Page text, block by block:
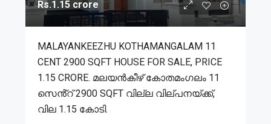
Rs.1.15 crore
MALAYANKEEZHU KOTHAMANGALAM 11
CENT 2900 SQFT HOUSE FOR SALE, PRICE
1.15 CRORE. മലയൻകീഴ് കോതമംഗലം 11
സെൻ്റ് 2900 SQFT വില്ല വില്പനയ്ക്ക്,
വില 1.15 കോടി.